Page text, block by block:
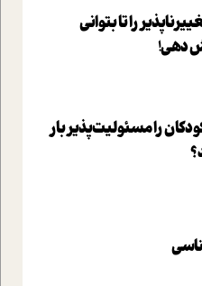
را تا بتواني
دهي!‏
را مسئولیت‌پذیر بار